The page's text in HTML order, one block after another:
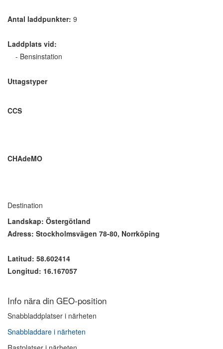
Antal laddpunkter: 9
Laddplats vid:
- Bensinstation
Uttagstyper
CCS
CHAdeMO
Destination
Landskap: Östergötland
Adress: Stockholmsvägen 78-80, Norrköping
Latitud: 58.602414
Longitud: 16.167057
Info nära din GEO-position
Snabbladdplatser i närheten
Snabbladdare i närheten